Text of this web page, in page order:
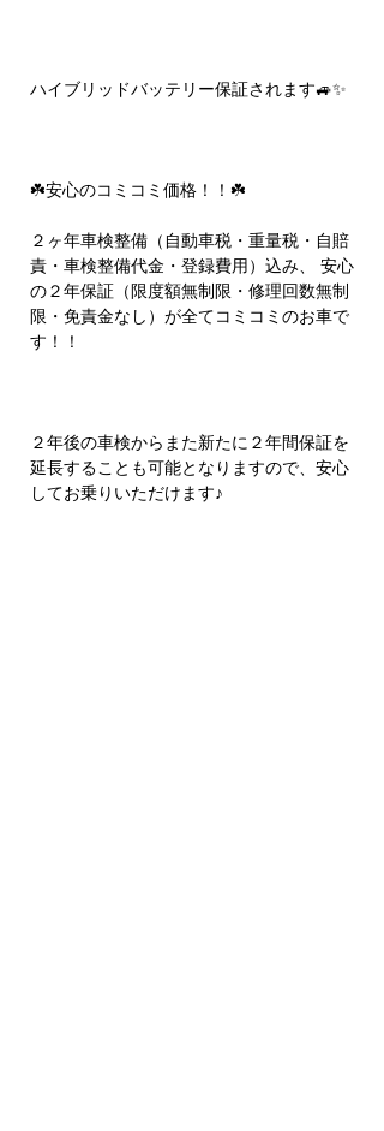
ハイブリッドバッテリー保証されます🚙✨
☘️安心のコミコミ価格！！☘️
２ヶ年車検整備（自動車税・重量税・自賠
責・車検整備代金・登録費用）込み、 安心
の２年保証（限度額無制限・修理回数無制
限・免責金なし）が全てコミコミのお車で
す！！
２年後の車検からまた新たに２年間保証を
延長することも可能となりますので、安心
してお乗りいただけます♪